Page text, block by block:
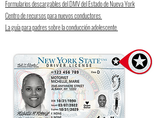
Formularios descargables del DMV del Estado de Nueva York
Centro de recursos para nuevos conductores
La guía para padres sobre la conducción adolescente